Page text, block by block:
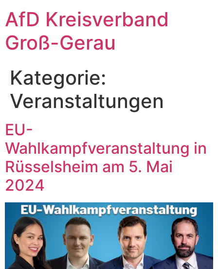
Inhalt
springen
AfD Kreisverband
Groß-Gerau
Kategorie:
Veranstaltungen
EU-
Wahlkampfveranstaltung in
Rüsselsheim am 5. Mai
2024